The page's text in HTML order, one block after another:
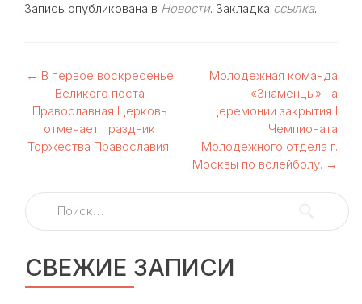
Запись опубликована в Новости. Закладка ссылка.
Навигация
по
записям
← В первое воскресенье
Великого поста
Православная Церковь
отмечает праздник
Торжества Православия.
Молодежная команда
«Знаменцы» на
церемонии закрытия I
Чемпионата
Молодежного отдела г.
Москвы по волейболу. →
Найти:
СВЕЖИЕ ЗАПИСИ